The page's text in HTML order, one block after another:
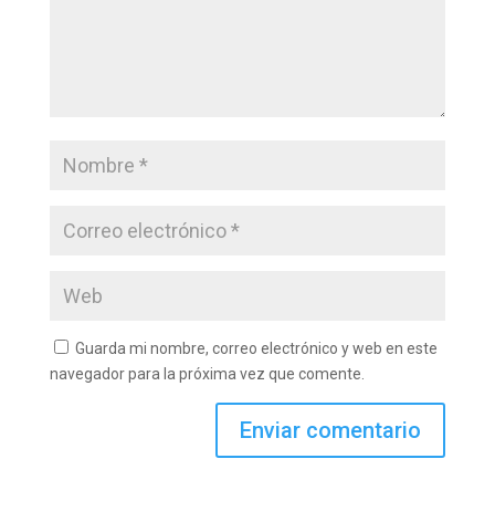
Guarda mi nombre, correo electrónico y web en este
navegador para la próxima vez que comente.